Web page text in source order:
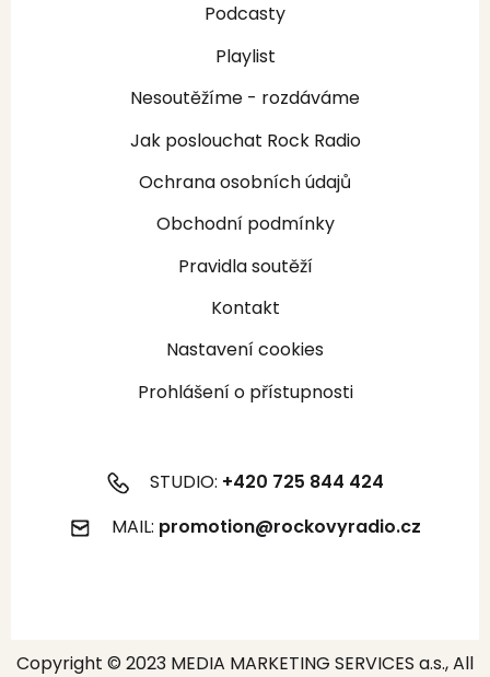
Podcasty
Playlist
Nesoutěžíme - rozdáváme
Jak poslouchat Rock Radio
Ochrana osobních údajů
Obchodní podmínky
Pravidla soutěží
Kontakt
Nastavení cookies
Prohlášení o přístupnosti
STUDIO: +420 725 844 424
MAIL: promotion@rockovyradio.cz
Copyright © 2023 MEDIA MARKETING SERVICES a.s., All